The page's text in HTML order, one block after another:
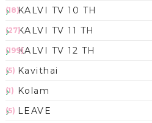
KALVI TV 10 TH
(18)
KALVI TV 11 TH
(27)
KALVI TV 12 TH
(199)
Kavithai
(5)
Kolam
(1)
LEAVE
(5)